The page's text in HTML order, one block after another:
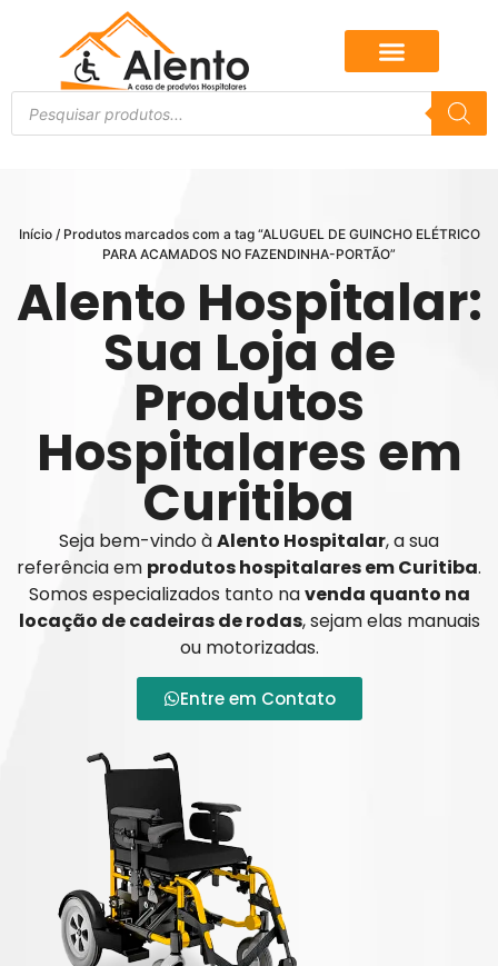
Início/ Produtos marcados com a tag “ALUGUEL DE GUINCHO ELÉTRICO
PARA ACAMADOS NO FAZENDINHA-PORTÃO”
Alento Hospitalar:
Sua Loja de
Produtos
Hospitalares em
Curitiba
Seja bem-vindo àAlento Hospitalar, a sua
referência em produtos hospitalares em Curitiba.
Somos especializados tanto navenda quanto na
locação de cadeiras de rodas, sejam elas manuais
ou motorizadas.
Entre em Contato